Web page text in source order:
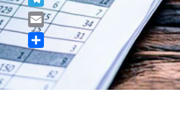
Telegram
Email
Share